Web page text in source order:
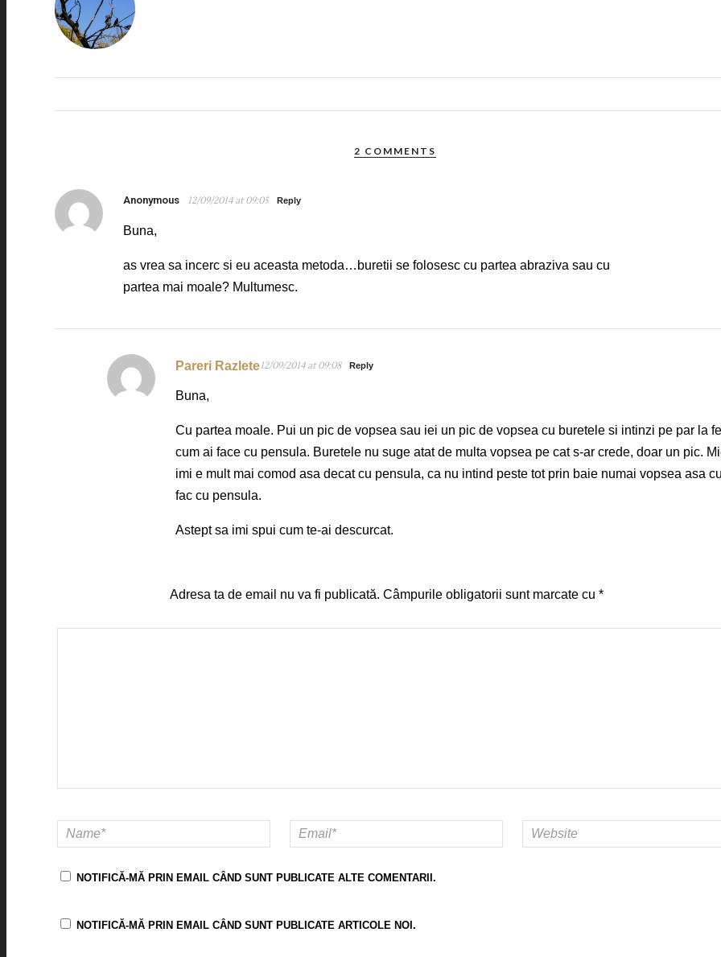
2 COMMENTS
Anonymous 12/09/2014 at 09:05 Reply
Buna,
as vrea sa incerc si eu aceasta metoda…buretii se folosesc cu partea abraziva sau cu
partea mai moale? Multumesc.
Pareri Razlete12/09/2014 at 09:08 Reply
Buna,
Cu partea moale. Pui un pic de vopsea sau iei un pic de vopsea cu buretele si intinzi pe par la
cum ai face cu pensula. Buretele nu suge atat de multa vopsea pe cat s-ar crede, doar un pic.
imi e mult mai comod asa decat cu pensula, ca nu intind peste tot prin baie numai vopsea asa
fac cu pensula.
Astept sa imi spui cum te-ai descurcat.
Adresa ta de email nu va fi publicată. Câmpurile obligatorii sunt marcate cu *
NOTIFICĂ-MĂ PRIN EMAIL CÂND SUNT PUBLICATE ALTE COMENTARII.
NOTIFICĂ-MĂ PRIN EMAIL CÂND SUNT PUBLICATE ARTICOLE NOI.